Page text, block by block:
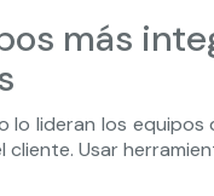
más
lo lideran los
cliente. Usar